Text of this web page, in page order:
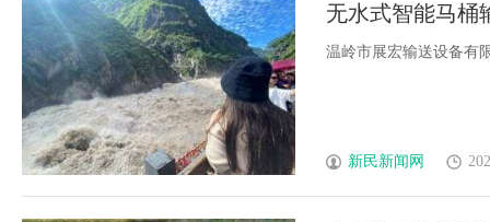
无水式智能马桶
温岭市展宏输送设备有
新民新闻网
私家侦探行业的发展 武汉配眼镜 上海配眼镜